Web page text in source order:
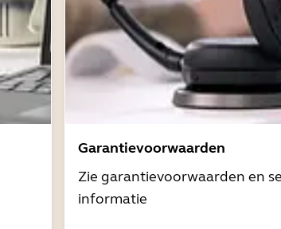
Garantievoorwaarden
Zie garantievoorwaarden en
informatie